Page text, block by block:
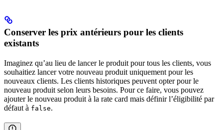
Conserver les prix antérieurs pour les clients
existants
Imaginez qu’au lieu de lancer le produit pour tous les clients, vous
souhaitiez lancer votre nouveau produit uniquement pour les
nouveaux clients. Les clients historiques peuvent opter pour le
nouveau produit selon leurs besoins. Pour ce faire, vous pouvez
ajouter le nouveau produit à la rate card mais définir l’éligibilité par
défaut à false.